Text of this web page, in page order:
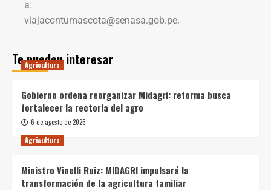
a:
viajacontumascota@senasa.gob.pe.
Te pueden interesar
Agricultura
Gobierno ordena reorganizar Midagri: reforma busca
fortalecer la rectoría del agro
6 de agosto de 2026
Agricultura
Ministro Vinelli Ruiz: MIDAGRI impulsará la
transformación de la agricultura familiar